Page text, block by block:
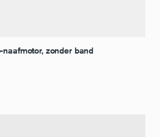
zonder band